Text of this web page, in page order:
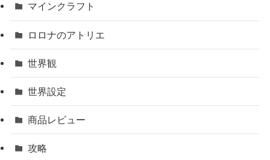
マインクラフト
ロロナのアトリエ
世界観
世界設定
商品レビュー
攻略